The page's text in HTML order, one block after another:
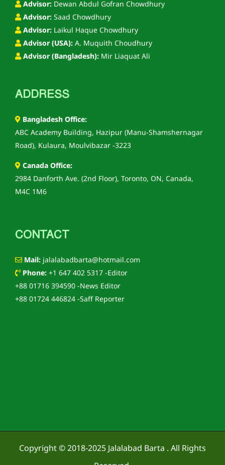
Advisor: Dewan Abdul Gofran Chowdhury
Advisor: Saad Chowdhury
Advisor: Laikul Haque Chowdhury
Advisor (USA): A. Muquith Choudhury
Advisor (Bangladesh): Mir Liaquat Ali
ADDRESS
Bangladesh Office:
ABC Academy Building, Hazipur (Manu-Shamshernagar
Road), Kulaura, Moulvibazar -3223
Canada Office:
2984 Danforth Ave. (2nd Floor), Toronto, ON, Canada,
M4C 1M6
CONTACT
Mail: jalalabadbarta@hotmail.com
Phone: +1 647 402 5317 -Editor
+88 01716 394590 -News Editor
+88 01724 446824 -Saff Reporter
Copyright © 2018-2025Jalalabad Barta . All Rights